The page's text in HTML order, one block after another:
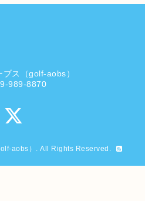
ス（golf-aobs）
989-8870
aobs） . All Rights Reserved.